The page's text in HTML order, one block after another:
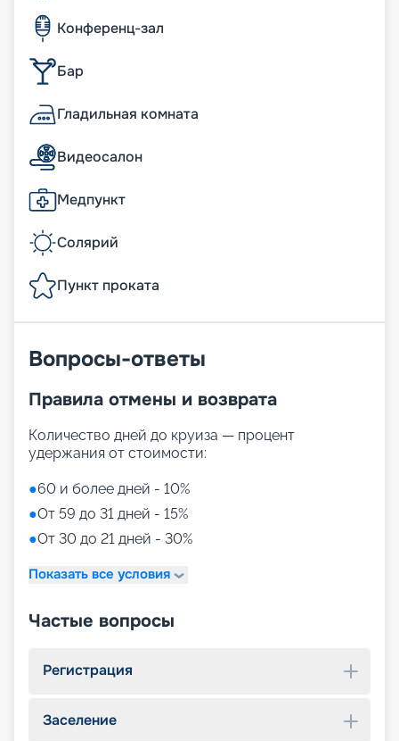
Конференц-зал
Бар
Гладильная комната
Видеосалон
Медпункт
Солярий
Пункт проката
Вопросы-ответы
Правила отмены и возврата
Количество дней до круиза — процент
удержания от стоимости:
●60 и более дней - 10%
●От 59 до 31 дней - 15%
●От 30 до 21 дней - 30%
Показать все условия
Частые вопросы
Регистрация
Заселение